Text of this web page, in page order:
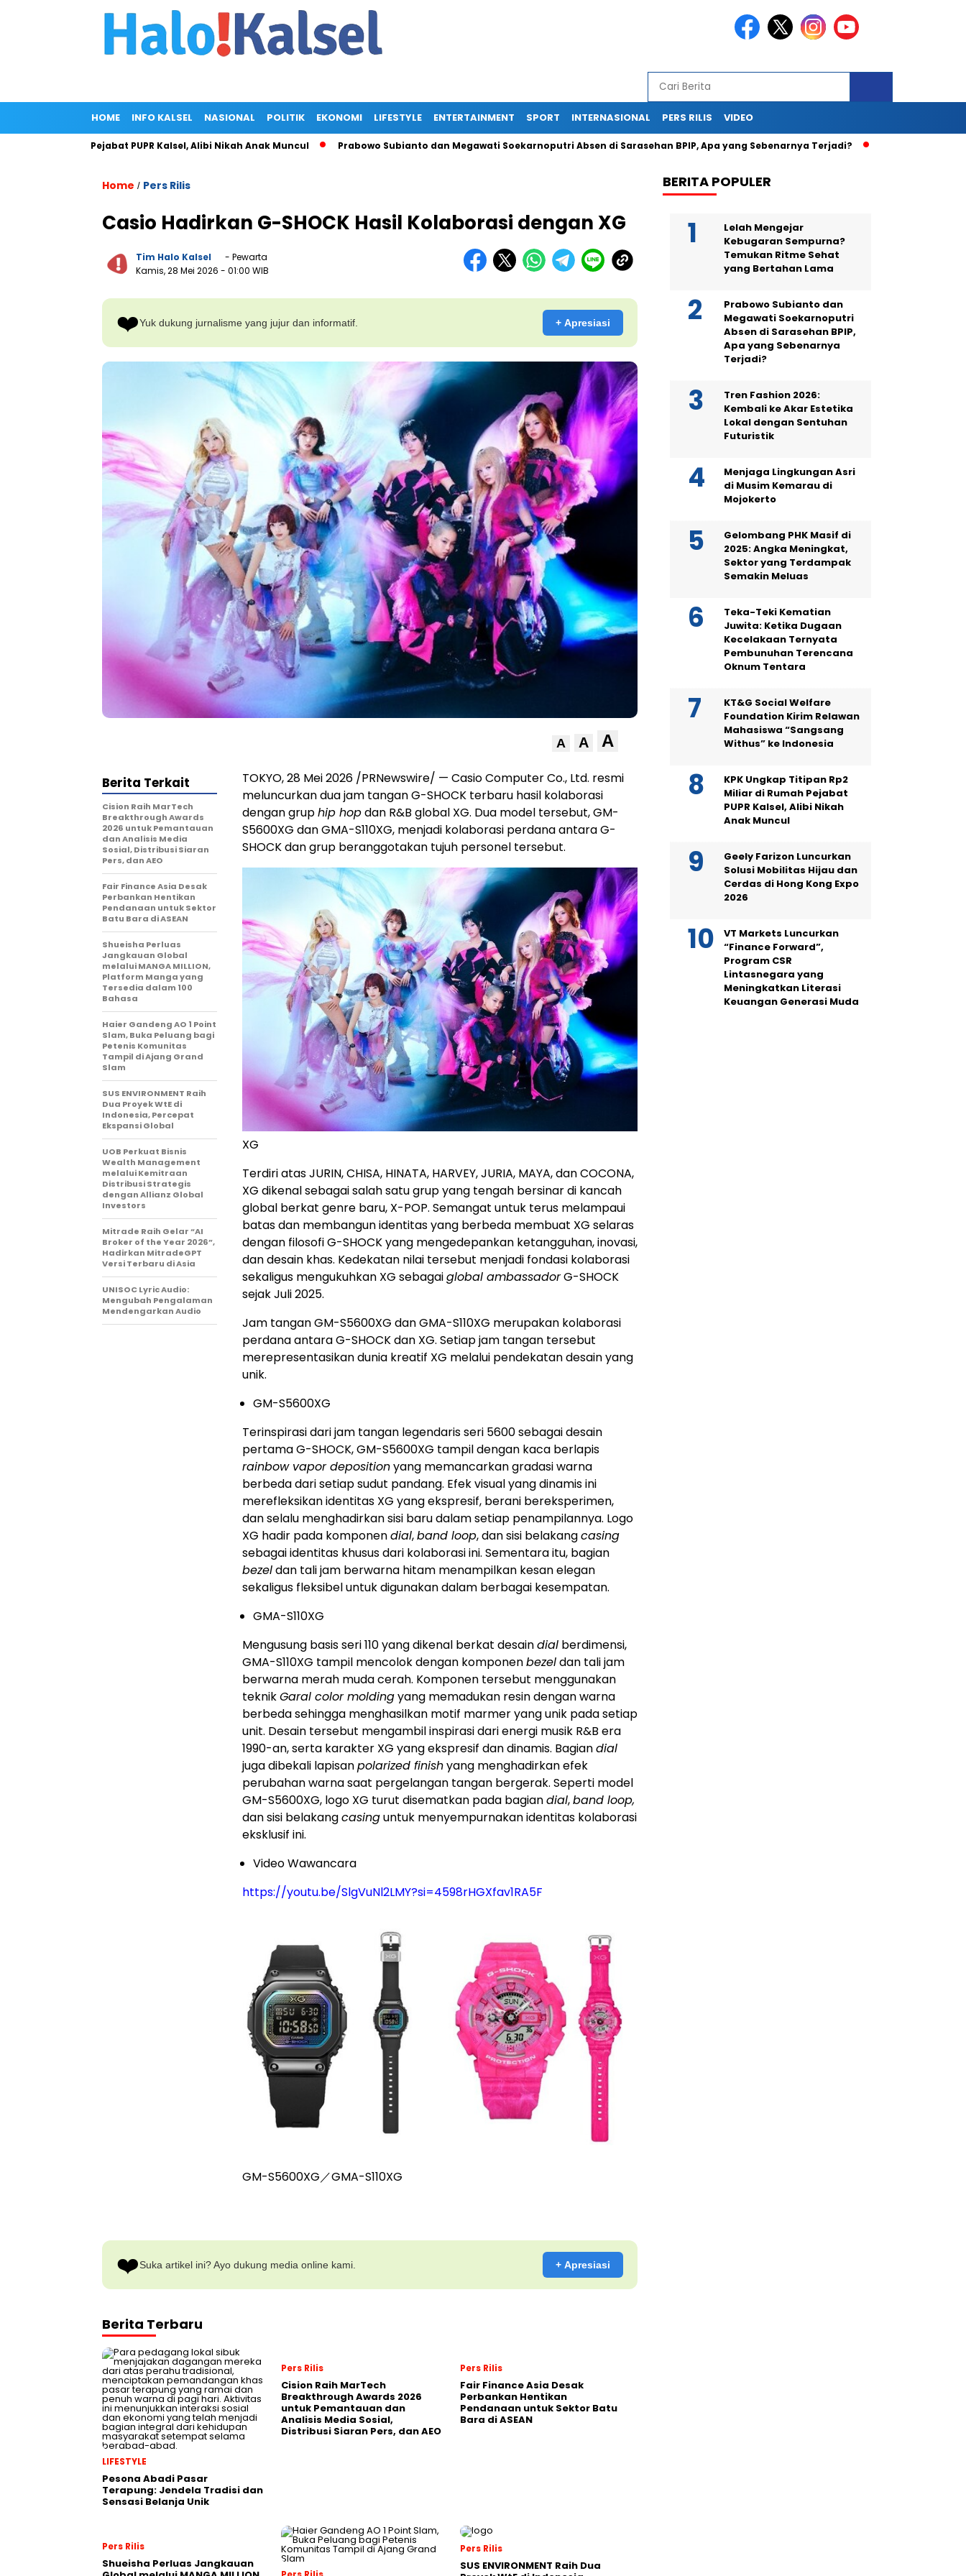
HOME INFO KALSEL NASIONAL POLITIK EKONOMI LIFESTYLE ENTERTAINMENT SPORT INTERNASIONAL PERS RILIS VIDEO
Rumah Pejabat PUPR Kalsel, Alibi Nikah Anak Muncul Prabowo Subianto dan Megawati Soekarnoputri Absen di Sarasehan BPIP, Apa yang Sebenarnya Terjadi? Teka-Teki Kematian
Home / Pers Rilis
Casio Hadirkan G-SHOCK Hasil Kolaborasi dengan XG
Tim Halo Kalsel
- Pewarta
Kamis, 28 Mei 2026 - 01:00 WIB
❤️Yuk dukung jurnalisme yang jujur dan informatif. + Apresiasi
A A A
TOKYO, 28 Mei 2026 /PRNewswire/ — Casio Computer Co., Ltd. resmi
meluncurkan dua jam tangan G-SHOCK terbaru hasil kolaborasi
dengan gruphip hopdan R&B global XG. Dua model tersebut, GM-
S5600XG dan GMA-S110XG, menjadi kolaborasi perdana antara G-
SHOCK dan grup beranggotakan tujuh personel tersebut.
XG
Terdiri atas JURIN, CHISA, HINATA, HARVEY, JURIA, MAYA, dan COCONA,
XG dikenal sebagai salah satu grup yang tengah bersinar di kancah
global berkat genre baru, X-POP. Semangat untuk terus melampaui
batas dan membangun identitas yang berbeda membuat XG selaras
dengan filosofi G-SHOCK yang mengedepankan ketangguhan, inovasi,
dan desain khas. Kedekatan nilai tersebut menjadi fondasi kolaborasi
sekaligus mengukuhkan XG sebagaiglobal ambassadorG-SHOCK
sejak Juli 2025.
Jam tangan GM-S5600XG dan GMA-S110XG merupakan kolaborasi
perdana antara G-SHOCK dan XG. Setiap jam tangan tersebut
merepresentasikan dunia kreatif XG melalui pendekatan desain yang
unik.
GM-S5600XG
Terinspirasi dari jam tangan legendaris seri 5600 sebagai desain
pertama G-SHOCK, GM-S5600XG tampil dengan kaca berlapis
rainbow vapor depositionyang memancarkan gradasi warna
berbeda dari setiap sudut pandang. Efek visual yang dinamis ini
merefleksikan identitas XG yang ekspresif, berani bereksperimen,
dan selalu menghadirkan sisi baru dalam setiap penampilannya. Logo
XG hadir pada komponendial,band loop, dan sisi belakangcasing
sebagai identitas khusus dari kolaborasi ini. Sementara itu, bagian
bezeldan tali jam berwarna hitam menampilkan kesan elegan
sekaligus fleksibel untuk digunakan dalam berbagai kesempatan.
GMA-S110XG
Mengusung basis seri 110 yang dikenal berkat desaindial berdimensi,
GMA-S110XG tampil mencolok dengan komponenbezeldan tali jam
berwarna merah muda cerah. Komponen tersebut menggunakan
teknikGaral color moldingyang memadukan resin dengan warna
berbeda sehingga menghasilkan motif marmer yang unik pada setiap
unit. Desain tersebut mengambil inspirasi dari energi musik R&B era
1990-an, serta karakter XG yang ekspresif dan dinamis. Bagiandial
juga dibekali lapisanpolarized finishyang menghadirkan efek
perubahan warna saat pergelangan tangan bergerak. Seperti model
GM-S5600XG, logo XG turut disematkan pada bagiandial,band loop,
dan sisi belakangcasinguntuk menyempurnakan identitas kolaborasi
eksklusif ini.
Video Wawancara
https://youtu.be/SlgVuNl2LMY?si=4598rHGXfav1RA5F
GM-S5600XG／GMA-S110XG
Berita Terkait
Cision Raih MarTech
Breakthrough Awards
2026 untuk Pemantauan
dan Analisis Media
Sosial, Distribusi Siaran
Pers, dan AEO
Fair Finance Asia Desak
Perbankan Hentikan
Pendanaan untuk Sektor
Batu Bara di ASEAN
Shueisha Perluas
Jangkauan Global
melalui MANGA MILLION,
Platform Manga yang
Tersedia dalam 100
Bahasa
Haier Gandeng AO 1 Point
Slam, Buka Peluang bagi
Petenis Komunitas
Tampil di Ajang Grand
Slam
SUS ENVIRONMENT Raih
Dua Proyek WtE di
Indonesia, Percepat
Ekspansi Global
UOB Perkuat Bisnis
Wealth Management
melalui Kemitraan
Distribusi Strategis
dengan Allianz Global
Investors
Mitrade Raih Gelar “AI
Broker of the Year 2026”,
Hadirkan MitradeGPT
Versi Terbaru di Asia
UNISOC Lyric Audio:
Mengubah Pengalaman
Mendengarkan Audio
❤️Suka artikel ini? Ayo dukung media online kami. + Apresiasi
Berita Terbaru
LIFESTYLE
Pesona Abadi Pasar
Terapung: Jendela Tradisi dan
Sensasi Belanja Unik
Pers Rilis
Cision Raih MarTech
Breakthrough Awards 2026
untuk Pemantauan dan
Analisis Media Sosial,
Distribusi Siaran Pers, dan AEO
Pers Rilis
Fair Finance Asia Desak
Perbankan Hentikan
Pendanaan untuk Sektor Batu
Bara di ASEAN
Pers Rilis
Shueisha Perluas Jangkauan
Pers Rilis
SUS ENVIRONMENT Raih Dua
BERITA POPULER
Lelah Mengejar
Kebugaran Sempurna?
Temukan Ritme Sehat
yang Bertahan Lama
Prabowo Subianto dan
Megawati Soekarnoputri
Absen di Sarasehan BPIP,
Apa yang Sebenarnya
Terjadi?
Tren Fashion 2026:
Kembali ke Akar Estetika
Lokal dengan Sentuhan
Futuristik
Menjaga Lingkungan Asri
di Musim Kemarau di
Mojokerto
Gelombang PHK Masif di
2025: Angka Meningkat,
Sektor yang Terdampak
Semakin Meluas
Teka-Teki Kematian
Juwita: Ketika Dugaan
Kecelakaan Ternyata
Pembunuhan Terencana
Oknum Tentara
KT&G Social Welfare
Foundation Kirim Relawan
Mahasiswa “Sangsang
Withus” ke Indonesia
KPK Ungkap Titipan Rp2
Miliar di Rumah Pejabat
PUPR Kalsel, Alibi Nikah
Anak Muncul
Geely Farizon Luncurkan
Solusi Mobilitas Hijau dan
Cerdas di Hong Kong Expo
2026
VT Markets Luncurkan
“Finance Forward”,
Program CSR
Lintasnegara yang
Meningkatkan Literasi
Keuangan Generasi Muda